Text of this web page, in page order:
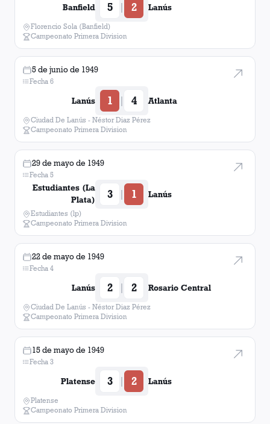
Banfield 5 | 2 Lanús
Florencio Sola (Banfield)
Campeonato Primera Division
5 de junio de 1949
Fecha 6
Lanús 1 | 4 Atlanta
Ciudad De Lanús - Néstor Diaz Pérez
Campeonato Primera Division
29 de mayo de 1949
Fecha 5
Estudiantes (La
Plata)
3 | 1 Lanús
Estudiantes (lp)
Campeonato Primera Division
22 de mayo de 1949
Fecha 4
Lanús 2 | 2 Rosario Central
Ciudad De Lanús - Néstor Diaz Pérez
Campeonato Primera Division
15 de mayo de 1949
Fecha 3
Platense 3 | 2 Lanús
Platense
Campeonato Primera Division